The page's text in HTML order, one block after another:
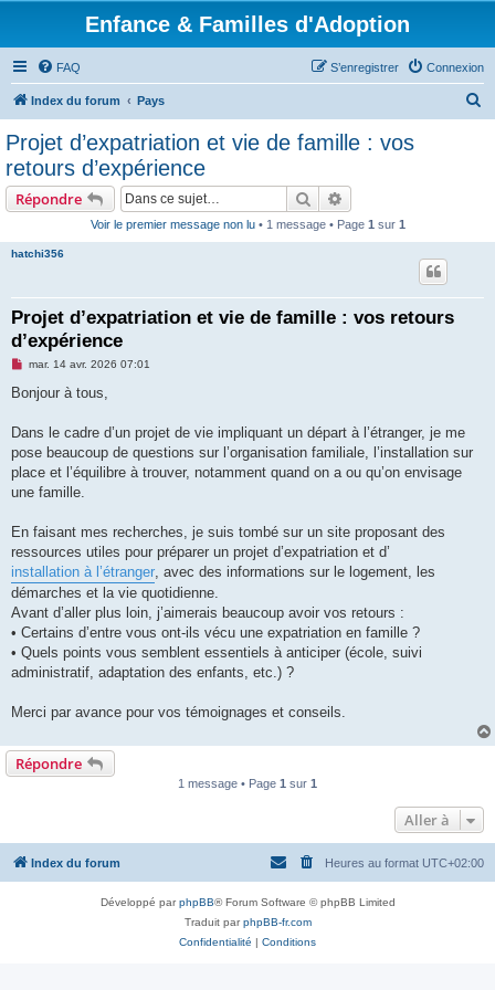
Enfance & Familles d'Adoption
FAQ Connexion
S’enregistrer
Index du forum Pays
Projet d’expatriation et vie de famille : vos
retours d’expérience
Répondre Rechercher
Voir le premier message non lu• 1 message • Page 1 sur 1
hatchi356
Projet d’expatriation et vie de famille : vos retours
d’expérience
M
s
g
n
o
l
mar. 14 avr. 2026 07:01
Bonjour à tous,
Dans le cadre d’un projet de vie impliquant un départ à l’étranger, je me
pose beaucoup de questions sur l’organisation familiale, l’installation sur
place et l’équilibre à trouver, notamment quand on a ou qu’on envisage
une famille.
En faisant mes recherches, je suis tombé sur un site proposant des
ressources utiles pour préparer un projet d’expatriation et d’
installation à l’étranger, avec des informations sur le logement, les
démarches et la vie quotidienne.
Avant d’aller plus loin, j’aimerais beaucoup avoir vos retours :
• Certains d’entre vous ont-ils vécu une expatriation en famille ?
• Quels points vous semblent essentiels à anticiper (école, suivi
administratif, adaptation des enfants, etc.) ?
Merci par avance pour vos témoignages et conseils.
Répondre
1 message • Page 1 sur 1
Aller à
Index du forum Heures au format UTC+02:00
Développé parphpBB® Forum Software © phpBB Limited
Traduit parphpBB-fr.com
Confidentialité | Conditions